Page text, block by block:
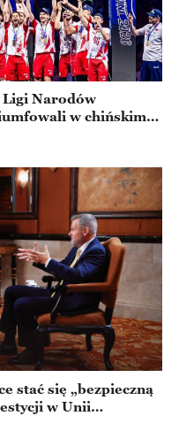
Ligi Narodów
w chińskim
stać się „bezpieczną
w Unii